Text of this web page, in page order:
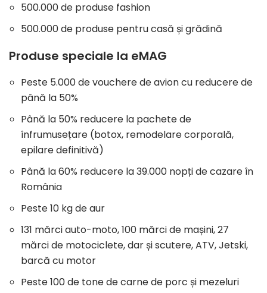
500.000 de produse fashion
500.000 de produse pentru casă și grădină
Produse speciale la eMAG
Peste 5.000 de vouchere de avion cu reducere de
până la 50%
Până la 50% reducere la pachete de
înfrumusețare (botox, remodelare corporală,
epilare definitivă)
Până la 60% reducere la 39.000 nopți de cazare în
România
Peste 10 kg de aur
131 mărci auto-moto, 100 mărci de mașini, 27
mărci de motociclete, dar și scutere, ATV, Jetski,
barcă cu motor
Peste 100 de tone de carne de porc și mezeluri